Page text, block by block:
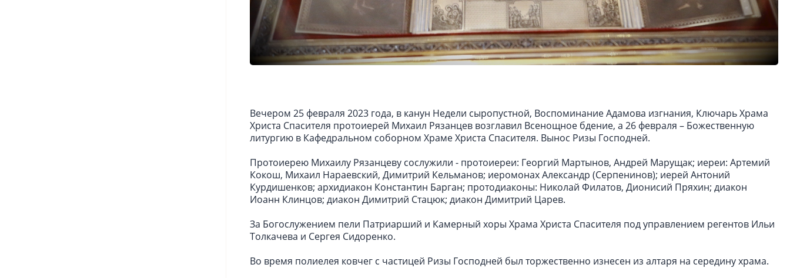
Вечером 25 февраля 2023 года, в канун Недели сыропустной, Воспоминание Адамова изгнания, Ключарь Храма
Христа Спасителя протоиерей Михаил Рязанцев возглавил Всенощное бдение, а 26 февраля – Божественную
литургию в Кафедральном cоборном Храме Христа Спасителя. Вынос Ризы Господней.
Протоиерею Михаилу Рязанцеву сослужили - протоиереи: Георгий Мартынов, Андрей Марущак; иереи: Артемий
Кокош, Михаил Нараевский, Димитрий Кельманов; иеромонах Александр (Серпенинов); иерей Антоний
Курдишенков; архидиакон Константин Барган; протодиаконы: Николай Филатов, Дионисий Пряхин; диакон
Иоанн Клинцов; диакон Димитрий Стацюк; диакон Димитрий Царев.
За Богослужением пели Патриарший и Камерный хоры Храма Христа Спасителя под управлением регентов Ильи
Толкачева и Сергея Сидоренко.
Во время полиелея ковчег с частицей Ризы Господней был торжественно изнесен из алтаря на середину храма.